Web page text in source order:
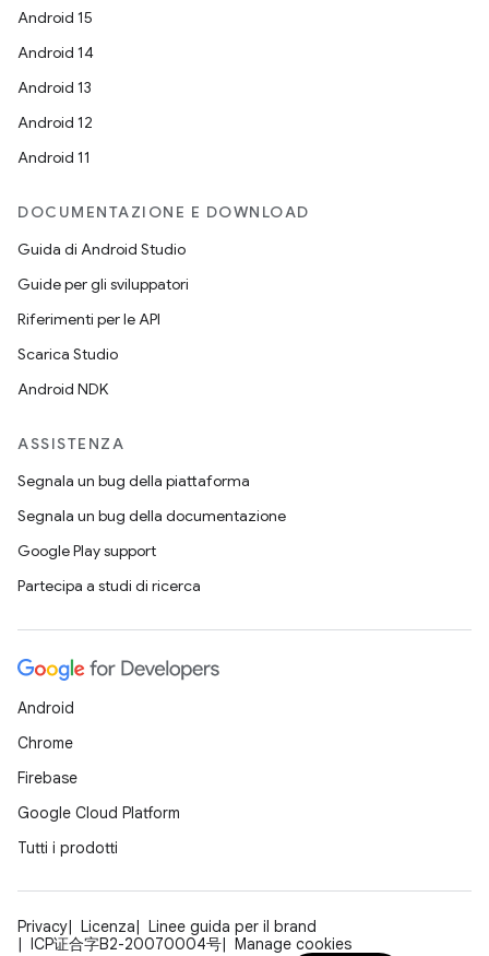
Android 15
Android 14
Android 13
Android 12
Android 11
DOCUMENTAZIONE E DOWNLOAD
Guida di Android Studio
Guide per gli sviluppatori
Riferimenti per le API
Scarica Studio
Android NDK
ASSISTENZA
Segnala un bug della piattaforma
Segnala un bug della documentazione
Google Play support
Partecipa a studi di ricerca
Android
Chrome
Firebase
Google Cloud Platform
Tutti i prodotti
Privacy Licenza
Linee guida per il brand
ICP证合字B2-20070004号
Manage cookies